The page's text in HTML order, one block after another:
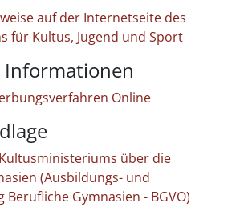
auf der Internetseite des
für Kultus, Jugend und Sport
Online
über die
(Ausbildungs- und
Gymnasien - BGVO)